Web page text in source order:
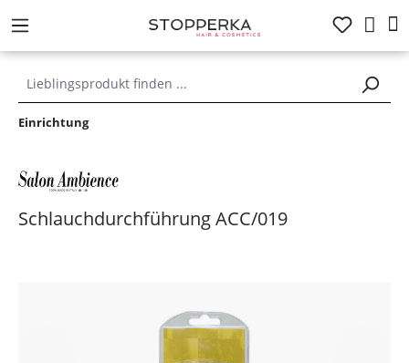
springen
Einrichtung
Schlauchdurchführung ACC/019